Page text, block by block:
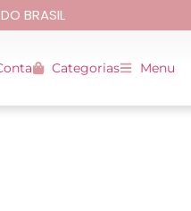
BRASIL
Categorias Menu